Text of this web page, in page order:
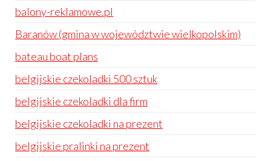
balony-reklamowe.pl
Baranów (gmina w województwie wielkopolskim)
bateau boat plans
belgijskie czekoladki 500 sztuk
belgijskie czekoladki dla firm
belgijskie czekoladki na prezent
belgijskie pralinki na prezent